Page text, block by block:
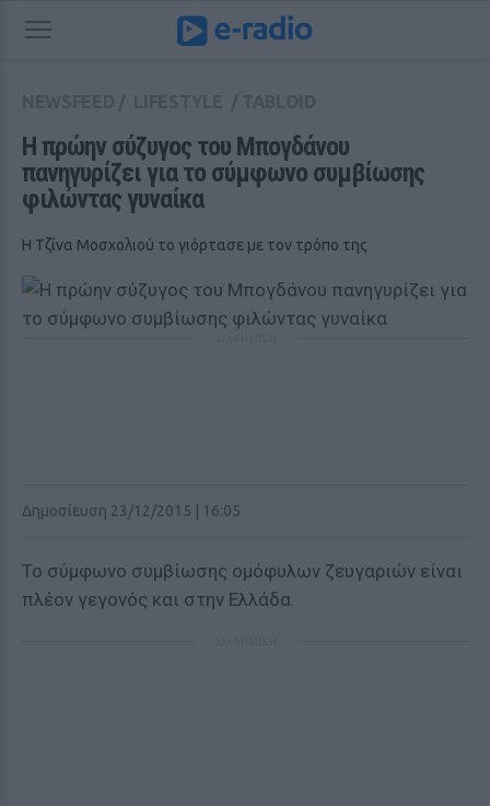
Η πρώην σύζυγος του Μπογδάνου
πανηγυρίζει για το σύμφωνο συμβίωσης
φιλώντας γυναίκα
Η Τζίνα Μοσχολιού το γιόρτασε με τον τρόπο της
Δημοσίευση 23/12/2015 | 16:05
Το σύμφωνο συμβίωσης ομόφυλων ζευγαριών είναι
πλέον γεγονός και στην Ελλάδα.